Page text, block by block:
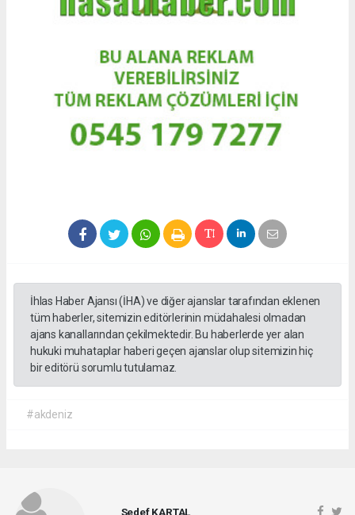
İhlas Haber Ajansı (İHA) ve diğer ajanslar tarafından eklenen
tüm haberler, sitemizin editörlerinin müdahalesi olmadan
ajans kanallarından çekilmektedir. Bu haberlerde yer alan
hukuki muhataplar haberi geçen ajanslar olup sitemizin hiç
bir editörü sorumlu tutulamaz.
#akdeniz
Sedef KARTAL